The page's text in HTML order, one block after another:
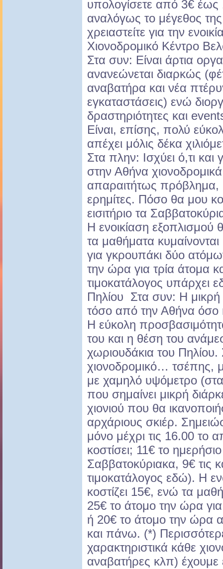
υπολογίσετε από 3€
αναλόγως το μέγεθος
χρειαστείτε για την
Χιονοδρομικό Κέντρο
Στα συν: Είναι άρτια
ανανεώνεται διαρκώς
αναβατήρα και νέα
εγκαταστάσεις) ενώ
δραστηριότητες και
Είναι, επίσης, πολύ
απέχει μόλις δέκα
Στα πλην: Ισχύει ό,τι και
στην Αθήνα
απαραιτήτως πρόβλημα,
ερημίτες. Πόσο θα μου
εισιτήριο τα
Η ενοικίαση εξοπλισμού
τα μαθήματα
για γκρουπάκι δύο
την ώρα για τρία άτομα
τιμοκατάλογος υπάρχει
Πηλίου Στα συν: Η
τόσο από την Αθήνα όσο
Η εύκολη
του και η θέση του
χωριουδάκια του Πηλίου.
χιονοδρομικό… τσέπης,
με χαμηλό υψόμετρο
που σημαίνει μικρή
χιονιού που θα
αρχάριους σκιέρ.
μόνο μέχρι τις 16.00
κοστίσει; 11€ το ημερήσιο
Σαββατοκύριακα, 9€ τις
τιμοκατάλογος εδώ). Η
κοστίζει 15€, ενώ τα
25€ το άτομο την ώρα
ή 20€ το άτομο την ώρα
και πάνω. (*)
χαρακτηριστικά κάθε
αναβατήρες κλπ)